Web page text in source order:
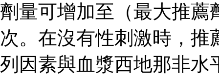
劑量可增加至（最大推薦
次。在沒有性刺激時，
列因素與血漿西地那非水